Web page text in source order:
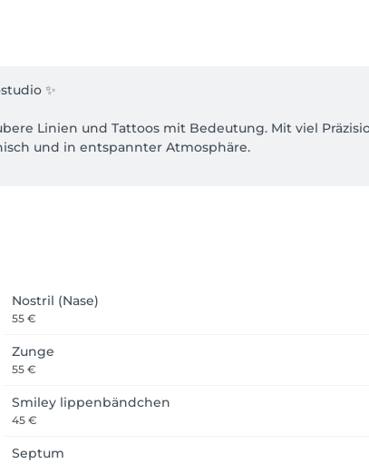
✨
Linien und Tattoos mit Bedeutung. Mit viel
und in entspannter Atmosphäre.
sorgen wir dafür, dass du dich jederzeit sicher
Nostril (Nase)
55 €
Zunge
55 €
Smiley lippenbändchen
45 €
Septum